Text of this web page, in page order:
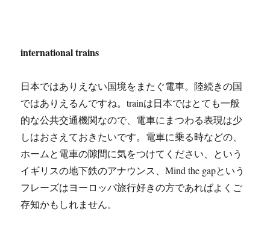
international trains
日本ではありえない国境をまたぐ電車。陸続きの国
ではありえるんですね。trainは日本ではとても一般
的な公共交通機関なので、電車にまつわる表現は少
しはおさえておきたいです。電車に乗る時などの、
ホームと電車の隙間に気をつけてください、という
イギリスの地下鉄のアナウンス、Mind the gapという
フレーズはヨーロッパ旅行好きの方であればよくご
存知かもしれません。